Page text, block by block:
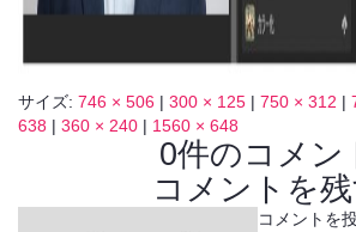
サイズ: 746 × 506 | 300 × 125 | 750 × 312 |
638 | 360 × 240 | 1560 × 648
0件のコメン
コメントを
コメントを